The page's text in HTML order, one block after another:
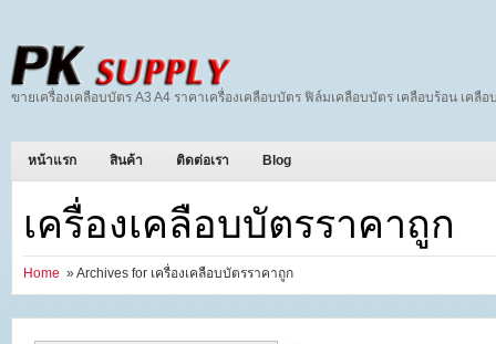
ขายเครื่องเคลือบบัตร A3 A4 ราคาเครื่องเคลือบบัตร ฟิล์มเคลือบบัตร เคลือบร้อน เคลือ
หน้าแรก สินค้า ติดต่อเรา Blog
เครื่องเคลือบบัตรราคาถูก
Home » Archives for เครื่องเคลือบบัตรราคาถูก